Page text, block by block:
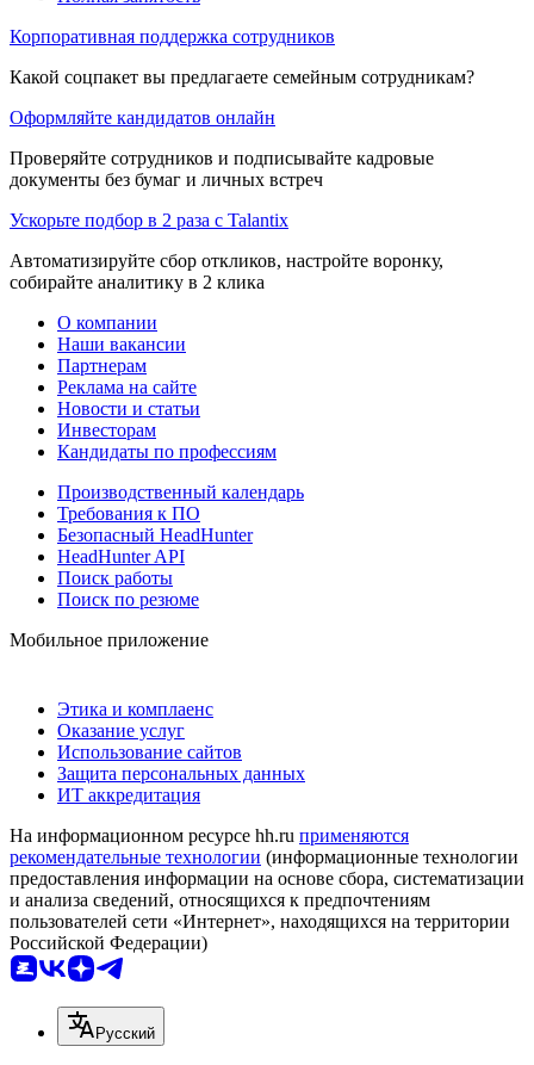
Корпоративная поддержка сотрудников
Какой соцпакет вы предлагаете семейным сотрудникам?
Оформляйте кандидатов онлайн
Проверяйте сотрудников и подписывайте кадровые
документы без бумаг и личных встреч
Ускорьте подбор в 2 раза с Talantix
Автоматизируйте сбор откликов, настройте воронку,
собирайте аналитику в 2 клика
О компании
Наши вакансии
Партнерам
Реклама на сайте
Новости и статьи
Инвесторам
Кандидаты по профессиям
Производственный календарь
Требования к ПО
Безопасный HeadHunter
HeadHunter API
Поиск работы
Поиск по резюме
Мобильное приложение
Этика и комплаенс
Оказание услуг
Использование сайтов
Защита персональных данных
ИТ аккредитация
На информационном ресурсе hh.ru применяются
рекомендательные технологии (информационные технологии
предоставления информации на основе сбора, систематизации
и анализа сведений, относящихся к предпочтениям
пользователей сети «Интернет», находящихся на территории
Российской Федерации)
Русский